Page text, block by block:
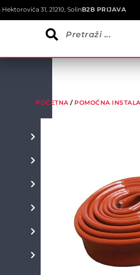
31, 21210, SolinB2B PRIJAVA
POČETNA / POMOĆNA